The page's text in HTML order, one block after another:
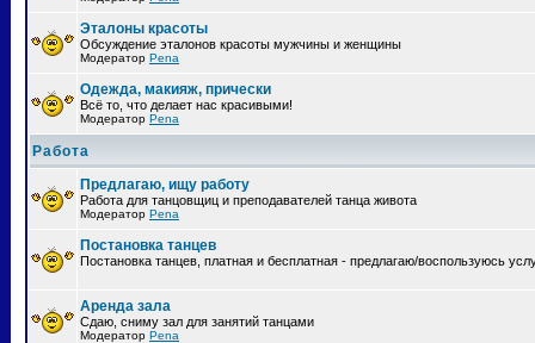
Эталоны красоты
Обсуждение эталонов красоты мужчины и женщины
Модератор Pena
Одежда, макияж, прически
Всё то, что делает нас красивыми!
Модератор Pena
Работа
Предлагаю, ищу работу
Работа для танцовщиц и преподавателей танца живота
Модератор Pena
Постановка танцев
Постановка танцев, платная и бесплатная - предлагаю/воспользуюсь
Аренда зала
Сдаю, сниму зал для занятий танцами
Модератор Pena